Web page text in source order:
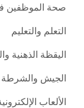
صحة الموظفين
التعلم والتعليم
اليقظة الذهنية
الجيش والشرطة
الألعاب